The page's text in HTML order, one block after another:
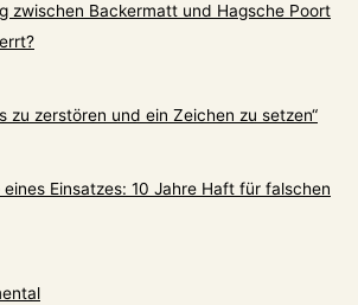
zwischen Backermatt und Hagsche Poort
zu zerstören und ein Zeichen zu setzen“
Einsatzes: 10 Jahre Haft für falschen